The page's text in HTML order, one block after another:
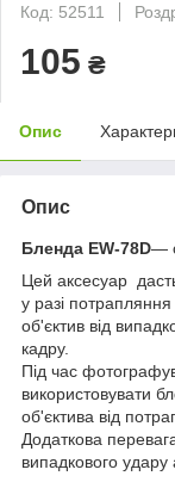
Код: 52511
105 ₴
Опис
Опис
Бленда EW-78D—
Цей аксесуар
у разі
об'єктив від
кадру.
Під час
використовувати
об'єктива від
Додаткова
випадкового удару